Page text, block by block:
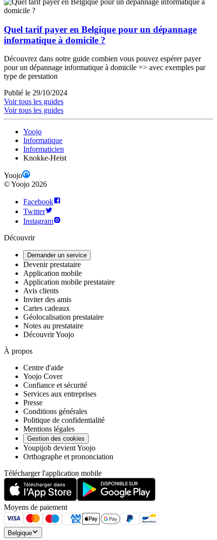
Quel tarif payer en Belgique pour un dépannage
informatique à domicile ?
Découvrez dans notre guide combien vous pouvez espérer payer
pour un dépannage informatique à domicile => avec exemples par
type de prestation
Publié le 29/10/2024
Voir tous les guides
Voir tous les guides
Yoojo
Informatique
Informaticien
Knokke-Heist
Yoojo
©Yoojo 2026
Facebook
Twitter
Instagram
Découvrir
Demander un service
Devenir prestataire
Application mobile
Application mobile prestataire
Avis clients
Inviter des amis
Cartes cadeaux
Géolocalisation prestataire
Notes au prestataire
Découvrir Yoojo
À propos
Centre d'aide
Yoojo Cover
Confiance et sécurité
Services aux entreprises
Presse
Conditions générales
Politique de confidentialité
Mentions légales
Gestion des cookies
Youpijob devient Yoojo
Orthographe et prononciation
Télécharger l'application mobile
Moyens de paiement
Belgique